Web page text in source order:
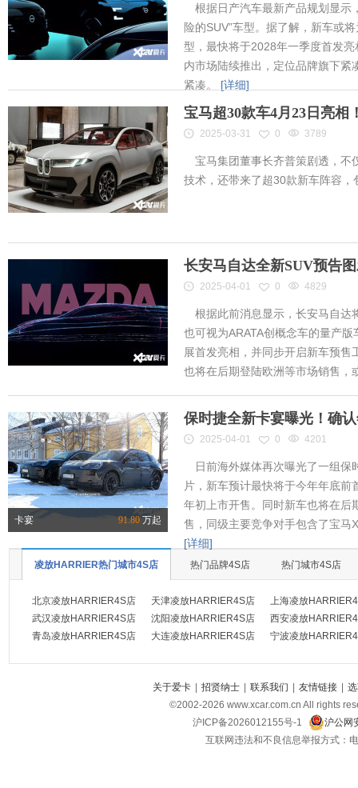
根据日产汽车最新产品规划显示
险的SUV”车型。据了解，新车或
型，最快将于2028年一季度首发
内市场陆续推出，定位品牌旗下紧
紧凑。 [详细]
宝马超30款车4月23日亮
2025-03-31 0 3789
宝马集团董事长齐普策剧透，不
技术，还带来了超30款新车阵容
长安马自达全新SUV预告
2025-04-01 0 4829
根据此前消息显示，长安马自达
也可视为ARATA创概念车的量产
展首发亮相，并同步开启新车预售
也将在后期登陆欧洲等市场销售，
卡宴 91.80万起
保时捷全新卡宴曝光！确
2025-04-01 0 4201
日前海外媒体再次曝光了一组保
片，新车预计最快将于今年年底
年初上市开售。同时新车也将在后
售，同级主要竞争对手包含了宝马
[详细]
凌放HARRIER热门城市4S店 热门品牌4S店 热门城市4S店
北京凌放HARRIER4S店 天津凌放HARRIER4S店
上海凌放
武汉凌放HARRIER4S店
沈阳凌放HARRIER4S店
西安凌放
青岛凌放HARRIER4S店
大连凌放HARRIER4S店 宁波凌放
关于爱卡 | 招贤纳士 | 联系我们 | 友情链接 |
©2002-2026 www.xcar.com.cn All rights
沪ICP备2026012155号-1
沪公网
互联网违法和不良信息举报方式：